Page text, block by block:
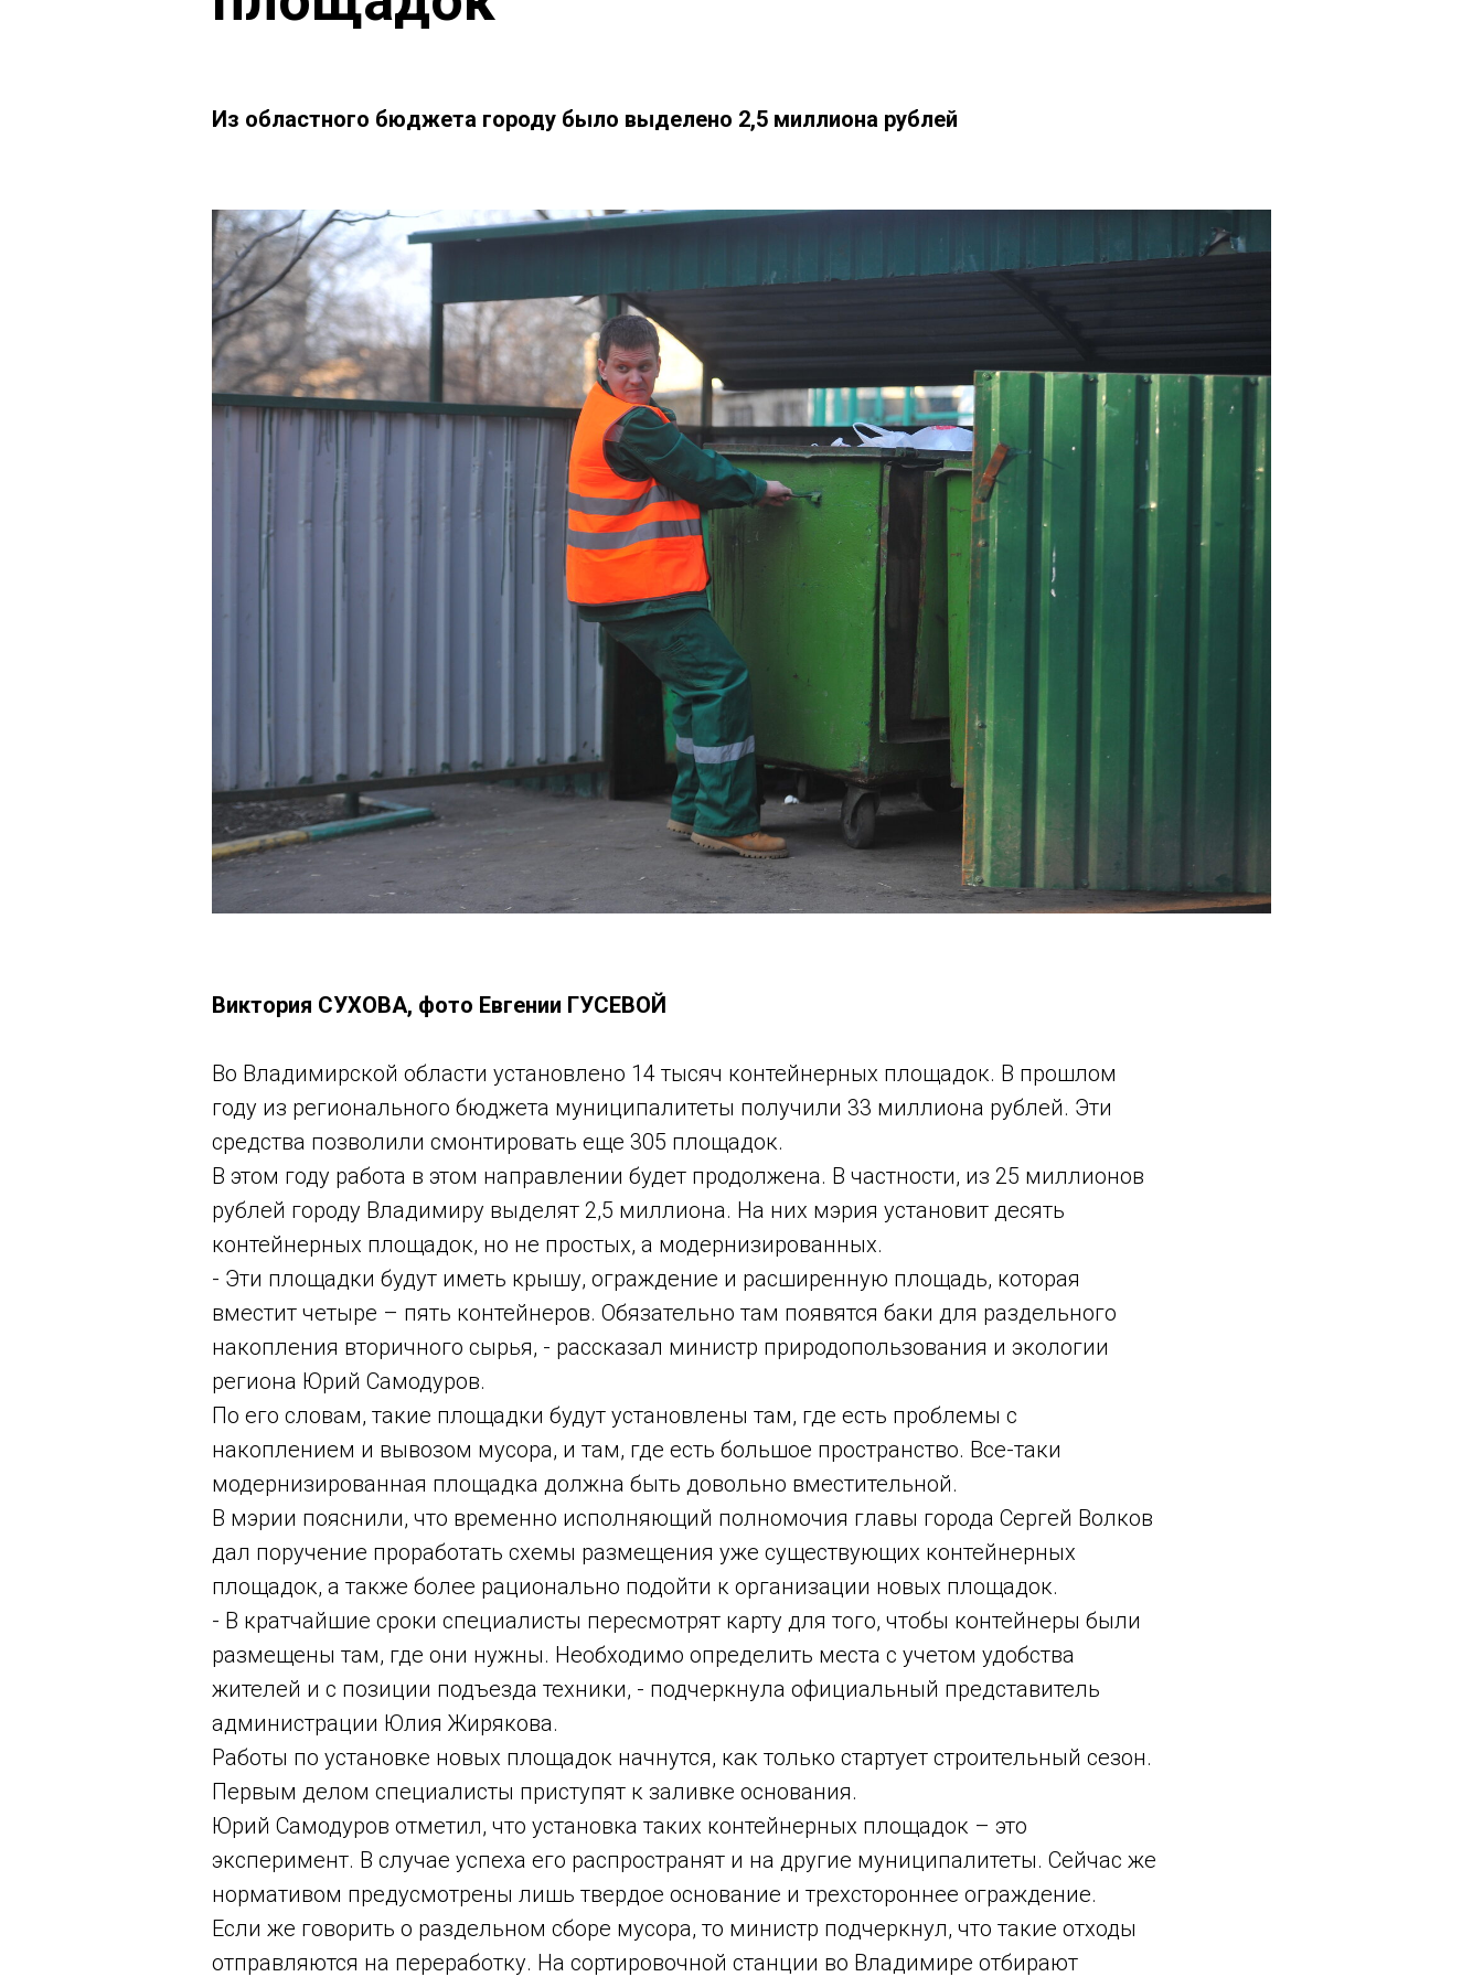
Из областного бюджета городу было выделено 2,5 миллиона рублей
Виктория СУХОВА, фото Евгении ГУСЕВОЙ
Во Владимирской области установлено 14 тысяч контейнерных площадок. В прошлом
году из регионального бюджета муниципалитеты получили 33 миллиона рублей. Эти
средства позволили смонтировать еще 305 площадок.
В этом году работа в этом направлении будет продолжена. В частности, из 25 миллионов
рублей городу Владимиру выделят 2,5 миллиона. На них мэрия установит десять
контейнерных площадок, но не простых, а модернизированных.
- Эти площадки будут иметь крышу, ограждение и расширенную площадь, которая
вместит четыре – пять контейнеров. Обязательно там появятся баки для раздельного
накопления вторичного сырья, - рассказал министр природопользования и экологии
региона Юрий Самодуров.
По его словам, такие площадки будут установлены там, где есть проблемы с
накоплением и вывозом мусора, и там, где есть большое пространство. Все-таки
модернизированная площадка должна быть довольно вместительной.
В мэрии пояснили, что временно исполняющий полномочия главы города Сергей Волков
дал поручение проработать схемы размещения уже существующих контейнерных
площадок, а также более рационально подойти к организации новых площадок.
- В кратчайшие сроки специалисты пересмотрят карту для того, чтобы контейнеры были
размещены там, где они нужны. Необходимо определить места с учетом удобства
жителей и с позиции подъезда техники, - подчеркнула официальный представитель
администрации Юлия Жирякова.
Работы по установке новых площадок начнутся, как только стартует строительный сезон.
Первым делом специалисты приступят к заливке основания.
Юрий Самодуров отметил, что установка таких контейнерных площадок – это
эксперимент. В случае успеха его распространят и на другие муниципалитеты. Сейчас же
нормативом предусмотрены лишь твердое основание и трехстороннее ограждение.
Если же говорить о раздельном сборе мусора, то министр подчеркнул, что такие отходы
отправляются на переработку. На сортировочной станции во Владимире отбирают